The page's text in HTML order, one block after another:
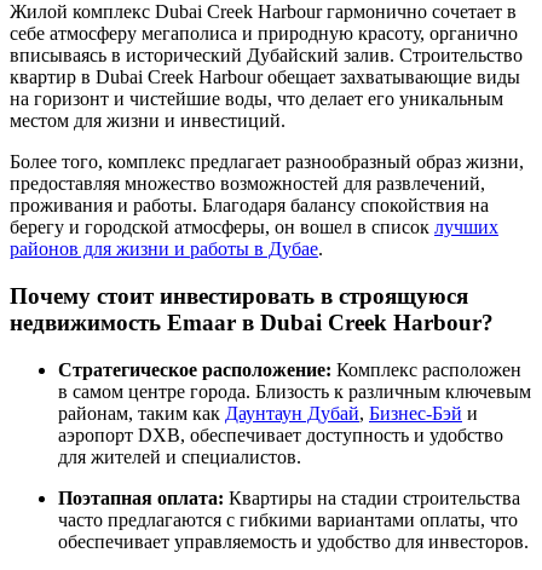
Жилой комплекс Dubai Creek Harbour гармонично сочетает в
себе атмосферу мегаполиса и природную красоту, органично
вписываясь в исторический Дубайский залив. Строительство
квартир в Dubai Creek Harbour обещает захватывающие виды
на горизонт и чистейшие воды, что делает его уникальным
местом для жизни и инвестиций.
Более того, комплекс предлагает разнообразный образ жизни,
предоставляя множество возможностей для развлечений,
проживания и работы. Благодаря балансу спокойствия на
берегу и городской атмосферы, он вошел в список лучших
районов для жизни и работы в Дубае.
Почему стоит инвестировать в строящуюся
недвижимость Emaar в Dubai Creek Harbour?
Стратегическое расположение: Комплекс расположен
в самом центре города. Близость к различным ключевым
районам, таким как Даунтаун Дубай, Бизнес-Бэй и
аэропорт DXB, обеспечивает доступность и удобство
для жителей и специалистов.
Поэтапная оплата: Квартиры на стадии строительства
часто предлагаются с гибкими вариантами оплаты, что
обеспечивает управляемость и удобство для инвесторов.